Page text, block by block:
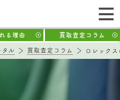
る理由 買取査定コラム
タル 買取査定コラム ロレック